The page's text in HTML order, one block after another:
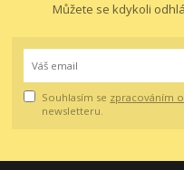
Můžete se kdykoli
Souhlasím se zpracováním
newsletteru.